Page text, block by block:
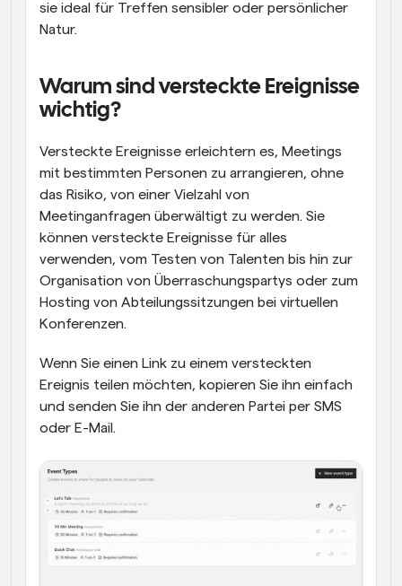
sie ideal für Treffen sensibler oder persönlicher
Natur.
Warum sind versteckte Ereignisse
wichtig?
Versteckte Ereignisse erleichtern es, Meetings
mit bestimmten Personen zu arrangieren, ohne
das Risiko, von einer Vielzahl von
Meetinganfragen überwältigt zu werden. Sie
können versteckte Ereignisse für alles
verwenden, vom Testen von Talenten bis hin zur
Organisation von Überraschungspartys oder zum
Hosting von Abteilungssitzungen bei virtuellen
Konferenzen.
Wenn Sie einen Link zu einem versteckten
Ereignis teilen möchten, kopieren Sie ihn einfach
und senden Sie ihn der anderen Partei per SMS
oder E-Mail.